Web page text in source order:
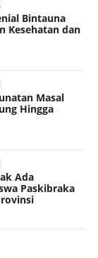
Bintauna
Kesehatan dan
Masal
Hingga
Ada
Paskibraka